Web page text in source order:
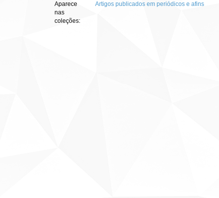
Aparece
nas
coleções:
Artigos publicados em periódicos e afins